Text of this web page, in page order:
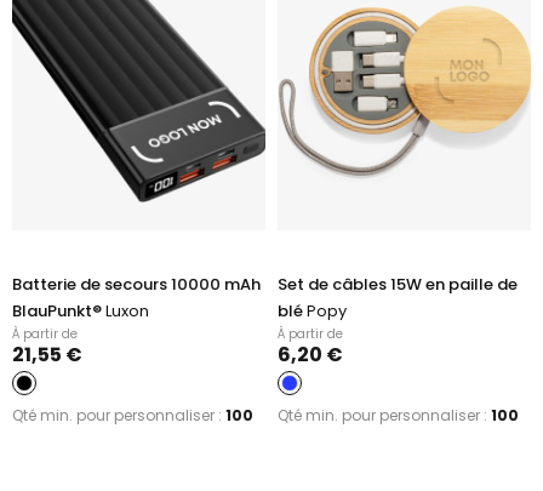
Batterie de secours 10000 mAh
BlauPunkt®Luxon
À partir de
21,55 €
Qté min. pour personnaliser : 100
Set de câbles 15W en paille de
bléPopy
À partir de
6,20 €
Qté min. pour personnaliser : 100